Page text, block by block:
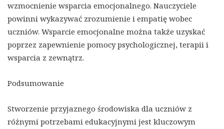
wzmocnienie wsparcia emocjonalnego. Nauczyciele
powinni wykazywać zrozumienie i empatię wobec
uczniów. Wsparcie emocjonalne można także uzyskać
poprzez zapewnienie pomocy psychologicznej, terapii i
wsparcia z zewnątrz.
Podsumowanie
Stworzenie przyjaznego środowiska dla uczniów z
różnymi potrzebami edukacyjnymi jest kluczowym